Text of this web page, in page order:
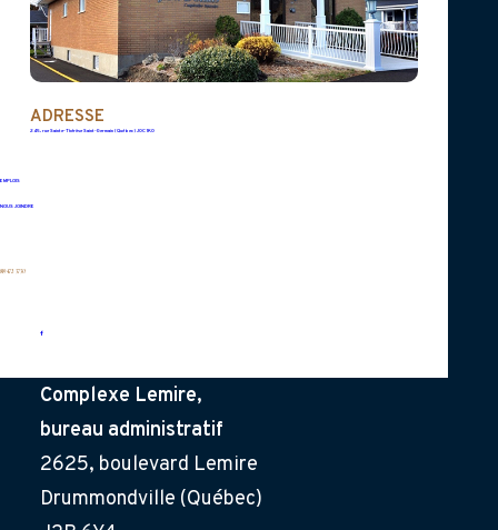
ADRESSE
245, rue Sainte-Thérèse Saint-Germain (Québec) J0C 1K0
EMPLOIS
NOUS JOINDRE
819 472-3730
La crémation a été confiée au crématorium
J.N. Donais.
Complexe Lemire,
bureau administratif
2625, boulevard Lemire
Drummondville (Québec)